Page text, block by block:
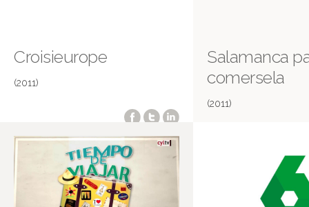
Croisieurope
(2011)
Salamanca
comersela
(2011)